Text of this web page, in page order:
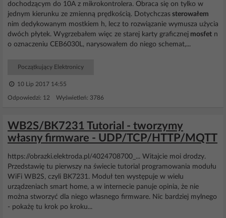
dochodzącym do 10A z mikrokontrolera. Obraca się on tylko w
jednym kierunku ze zmienną prędkością. Dotychczas sterowałem
nim dedykowanym mostkiem h, lecz to rozwiązanie wymusza użycia
dwóch płytek. Wygrzebałem więc ze starej karty graficznej mosfet n
o oznaczeniu CEB6030L, narysowałem do niego schemat,...
Początkujący Elektronicy
10 Lip 2017 14:55
Odpowiedzi: 12 Wyświetleń: 3786
WB2S/BK7231 Tutorial - tworzymy
własny firmware - UDP/TCP/HTTP/MQTT
https://obrazki.elektroda.pl/4024708700_... Witajcie moi drodzy.
Przedstawię tu pierwszy na świecie tutorial programowania modułu
WiFi WB2S, czyli BK7231. Moduł ten występuje w wielu
urządzeniach smart home, a w internecie panuje opinia, że nie
można stworzyć dla niego własnego firmware. Nic bardziej mylnego
- pokażę tu krok po kroku...